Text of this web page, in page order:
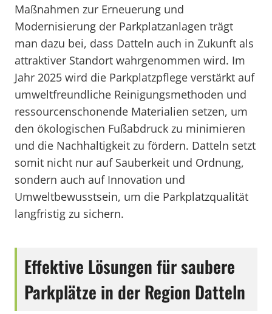
Maßnahmen zur Erneuerung und
Modernisierung der Parkplatzanlagen trägt
man dazu bei, dass Datteln auch in Zukunft als
attraktiver Standort wahrgenommen wird. Im
Jahr 2025 wird die Parkplatzpflege verstärkt auf
umweltfreundliche Reinigungsmethoden und
ressourcenschonende Materialien setzen, um
den ökologischen Fußabdruck zu minimieren
und die Nachhaltigkeit zu fördern. Datteln setzt
somit nicht nur auf Sauberkeit und Ordnung,
sondern auch auf Innovation und
Umweltbewusstsein, um die Parkplatzqualität
langfristig zu sichern.
Effektive Lösungen für saubere
Parkplätze in der Region Datteln